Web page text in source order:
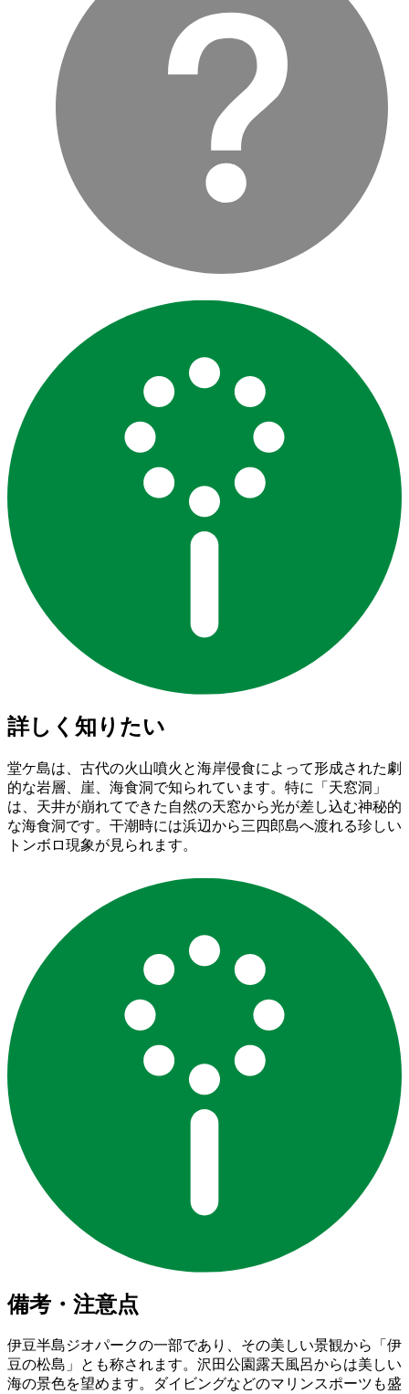
詳しく知りたい
堂ケ島は、古代の火山噴火と海岸侵食によって形成された劇
的な岩層、崖、海食洞で知られています。特に「天窓洞」
は、天井が崩れてできた自然の天窓から光が差し込む神秘的
な海食洞です。干潮時には浜辺から三四郎島へ渡れる珍しい
トンボロ現象が見られます。
備考・注意点
伊豆半島ジオパークの一部であり、その美しい景観から「伊
豆の松島」とも称されます。沢田公園露天風呂からは美しい
海の景色を望めます。ダイビングなどのマリンスポーツも盛